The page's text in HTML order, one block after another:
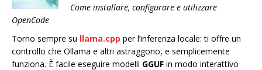
Come installare, configurare e utilizzare
OpenCode
Torno sempre su llama.cpp per l’inferenza locale: ti offre un
controllo che Ollama e altri astraggono, e semplicemente
funziona. È facile eseguire modelli GGUF in modo interattivo